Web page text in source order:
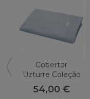
Cobertor
Uzturre Coleção
Baby
54,00 €